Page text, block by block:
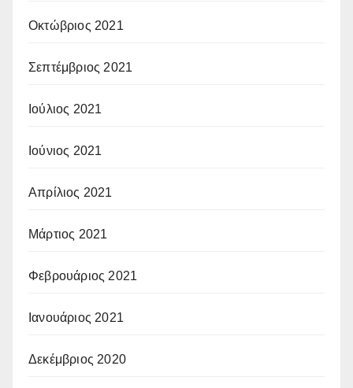
Οκτώβριος 2021
Σεπτέμβριος 2021
Ιούλιος 2021
Ιούνιος 2021
Απρίλιος 2021
Μάρτιος 2021
Φεβρουάριος 2021
Ιανουάριος 2021
Δεκέμβριος 2020